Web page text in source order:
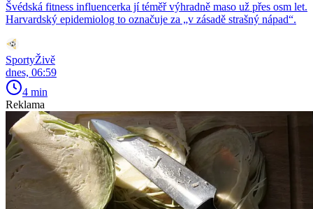
Švédská fitness influencerka jí téměř výhradně maso už přes osm let.
Harvardský epidemiolog to označuje za „v zásadě strašný nápad“.
SportyŽivě
dnes, 06:59
4 min
Reklama